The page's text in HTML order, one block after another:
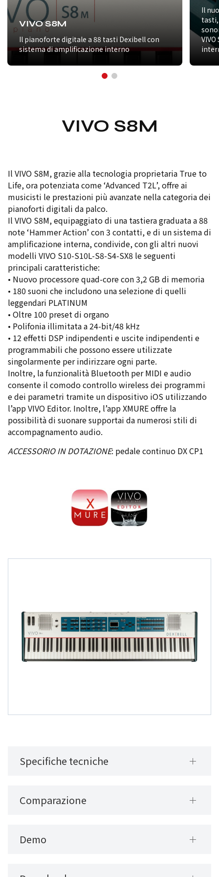
VIVO S8M
Il pianoforte digitale a 88 tasti Dexibell con
sistema di amplificazione interno
Il
VIVO S8M
Il VIVO S8M, grazie alla tecnologia proprietaria True to
Life, ora potenziata come ‘Advanced T2L’, offre ai
musicisti le prestazioni più avanzate nella categoria dei
pianoforti digitali da palco.
Il VIVO S8M, equipaggiato di una tastiera graduata a 88
note ‘Hammer Action’ con 3 contatti, e di un sistema di
amplificazione interna, condivide, con gli altri nuovi
modelli VIVO S10-S10L-S8-S4-SX8 le seguenti
principali caratteristiche:
• Nuovo processore quad-core con 3,2 GB di memoria
• 180 suoni che includono una selezione di quelli
leggendari PLATINUM
• Oltre 100 preset di organo
• Polifonia illimitata a 24-bit/48 kHz
• 12 effetti DSP indipendenti e uscite indipendenti e
programmabili che possono essere utilizzate
singolarmente per indirizzare ogni parte.
Inoltre, la funzionalità Bluetooth per MIDI e audio
consente il comodo controllo wireless dei programmi
e dei parametri tramite un dispositivo iOS utilizzando
l’app VIVO Editor. Inoltre, l’app XMURE offre la
possibilità di suonare supportai da numerosi stili di
accompagnamento audio.
ACCESSORIO IN DOTAZIONE: pedale continuo DX CP1
Specifiche tecniche
Comparazione
Demo